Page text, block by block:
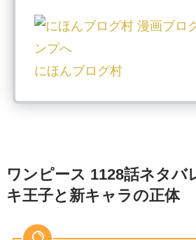
にほんブログ村
ワンピース 1128話ネタバ
キ王子と新キャラの正体